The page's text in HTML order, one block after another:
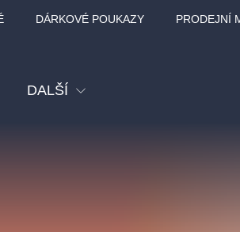
DÁRKOVÉ POUKAZY PRODEJNÍ
DALŠÍ